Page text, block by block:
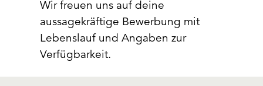
Wir freuen uns auf deine
aussagekräftige Bewerbung mit
Lebenslauf und Angaben zur
Verfügbarkeit.